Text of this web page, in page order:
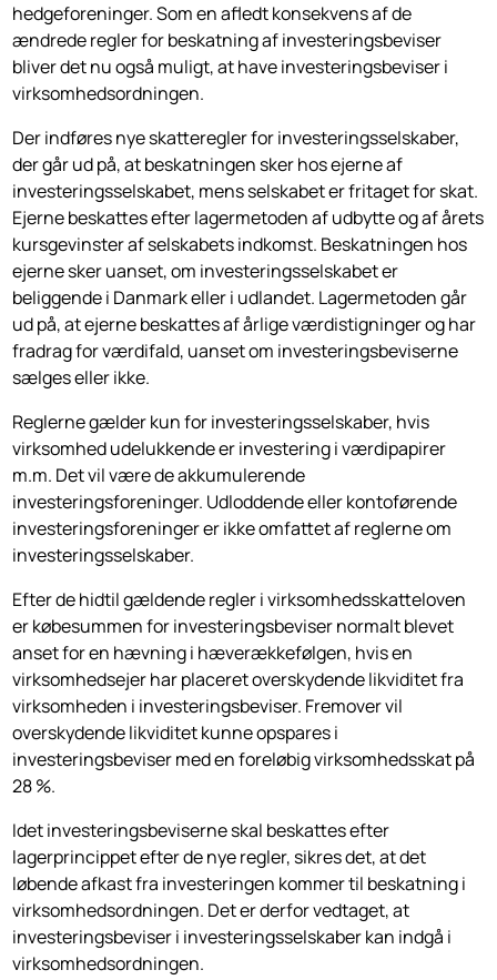
hedgeforeninger. Som en afledt konsekvens af de
ændrede regler for beskatning af investeringsbeviser
bliver det nu også muligt, at have investeringsbeviser i
virksomhedsordningen.
Der indføres nye skatteregler for investeringsselskaber,
der går ud på, at beskatningen sker hos ejerne af
investeringsselskabet, mens selskabet er fritaget for skat.
Ejerne beskattes efter lagermetoden af udbytte og af årets
kursgevinster af selskabets indkomst. Beskatningen hos
ejerne sker uanset, om investeringsselskabet er
beliggende i Danmark eller i udlandet. Lagermetoden går
ud på, at ejerne beskattes af årlige værdistigninger og har
fradrag for værdifald, uanset om investeringsbeviserne
sælges eller ikke.
Reglerne gælder kun for investeringsselskaber, hvis
virksomhed udelukkende er investering i værdipapirer
m.m. Det vil være de akkumulerende
investeringsforeninger. Udloddende eller kontoførende
investeringsforeninger er ikke omfattet af reglerne om
investeringsselskaber.
Efter de hidtil gældende regler i virksomhedsskatteloven
er købesummen for investeringsbeviser normalt blevet
anset for en hævning i hæverækkefølgen, hvis en
virksomhedsejer har placeret overskydende likviditet fra
virksomheden i investeringsbeviser. Fremover vil
overskydende likviditet kunne opspares i
investeringsbeviser med en foreløbig virksomhedsskat på
28 %.
Idet investeringsbeviserne skal beskattes efter
lagerprincippet efter de nye regler, sikres det, at det
løbende afkast fra investeringen kommer til beskatning i
virksomhedsordningen. Det er derfor vedtaget, at
investeringsbeviser i investeringsselskaber kan indgå i
virksomhedsordningen.